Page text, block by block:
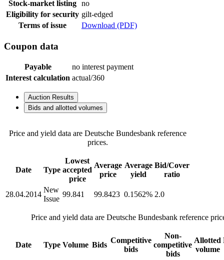
Stock-market listing no
Eligibility for security gilt-edged
Terms of issue
Download (PDF)
Coupon data
Payable
no interest payment
Interest calculation actual/360
Auction Results
Bids and allotted volumes
Price and yield data are Deutsche Bundesbank reference
prices.
Date Type
Lowest
accepted
price
Average
price
Average
yield
Bid/Cover
ratio
28.04.2014
New
Issue
99.841 99.8423 0.1562% 2.0
Price and yield data are Deutsche Bundesbank reference
Date Type Volume Bids
Competitive
bids
Non-
competitive
bids
Allotted
volume